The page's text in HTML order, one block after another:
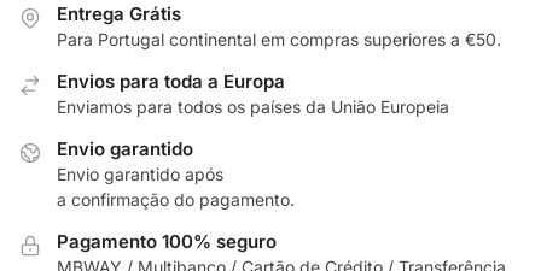
Entrega Grátis
Para Portugal continental em compras superiores a €50.
Envios para toda a Europa
Enviamos para todos os países da União Europeia
Envio garantido
Envio garantido após
a confirmação do pagamento.
Pagamento 100% seguro